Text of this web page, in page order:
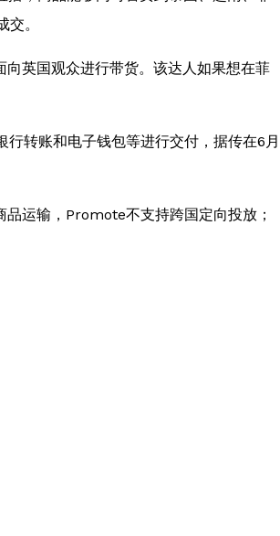
。
英国观众进行带货。该达人如果想在菲
转账和电子钱包等进行交付，据传在6月
运输，Promote不支持跨国定向投放；